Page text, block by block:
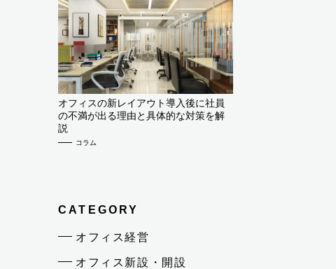
オフィスの新レイアウト導入後に社員
の不満が出る理由と具体的な対策を解
説
コラム
CATEGORY
オフィス経営
オフィス新設・開設